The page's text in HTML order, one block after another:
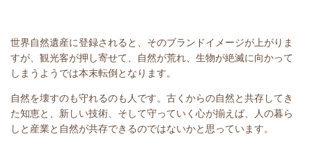
世界自然遺産に登録されると、そのブランドイメージが上がりま
すが、観光客が押し寄せて、自然が荒れ、生物が絶滅に向かって
しまうようでは本末転倒となります。
自然を壊すのも守れるのも人です。古くからの自然と共存してき
た知恵と、新しい技術、そして守っていく心が揃えば、人の暮ら
しと産業と自然が共存できるのではないかと思っています。